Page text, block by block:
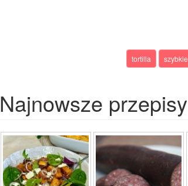
tortilla szybkie
Najnowsze przepisy